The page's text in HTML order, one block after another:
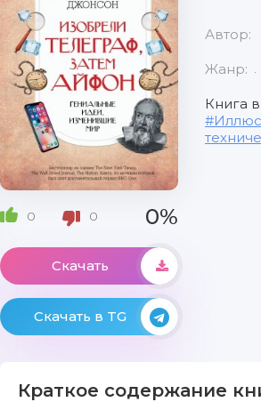
0 0 0%
Скачать
Скачать в TG
Автор:
Жанр:
Книга
Краткое содержание